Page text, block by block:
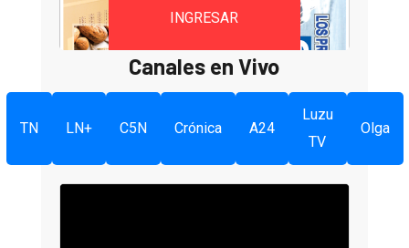
INGRESAR
Canales en Vivo
TN LN+ C5N Crónica A24
Luzu
TV
Olga